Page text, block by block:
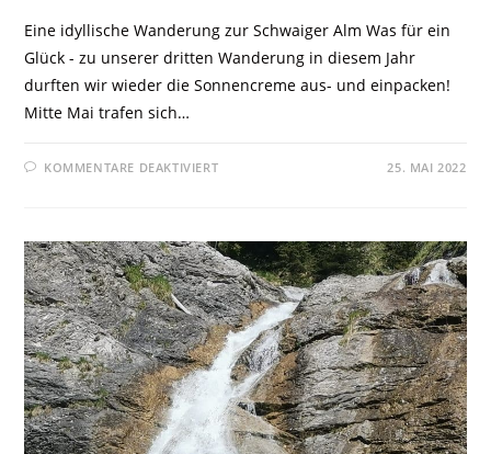
Eine idyllische Wanderung zur Schwaiger Alm Was für ein
Glück - zu unserer dritten Wanderung in diesem Jahr
durften wir wieder die Sonnencreme aus- und einpacken!
Mitte Mai trafen sich…
KOMMENTARE DEAKTIVIERT 25. MAI 2022